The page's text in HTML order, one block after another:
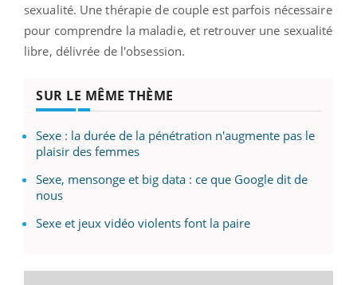
sexualité. Une thérapie de couple est parfois nécessaire
pour comprendre la maladie, et retrouver une sexualité
libre, délivrée de l'obsession.
SUR LE MÊME THÈME
Sexe : la durée de la pénétration n'augmente pas le
plaisir des femmes
Sexe, mensonge et big data : ce que Google dit de
nous
Sexe et jeux vidéo violents font la paire